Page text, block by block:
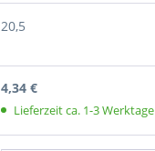
20,5
4,34 €
Lieferzeit ca. 1-3 Werktage